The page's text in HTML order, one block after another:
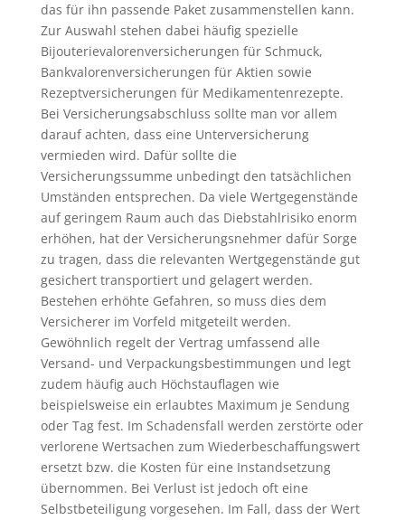
das für ihn passende Paket zusammenstellen kann.
Zur Auswahl stehen dabei häufig spezielle
Bijouterievalorenversicherungen für Schmuck,
Bankvalorenversicherungen für Aktien sowie
Rezeptversicherungen für Medikamentenrezepte.
Bei Versicherungsabschluss sollte man vor allem
darauf achten, dass eine Unterversicherung
vermieden wird. Dafür sollte die
Versicherungssumme unbedingt den tatsächlichen
Umständen entsprechen. Da viele Wertgegenstände
auf geringem Raum auch das Diebstahlrisiko enorm
erhöhen, hat der Versicherungsnehmer dafür Sorge
zu tragen, dass die relevanten Wertgegenstände gut
gesichert transportiert und gelagert werden.
Bestehen erhöhte Gefahren, so muss dies dem
Versicherer im Vorfeld mitgeteilt werden.
Gewöhnlich regelt der Vertrag umfassend alle
Versand- und Verpackungsbestimmungen und legt
zudem häufig auch Höchstauflagen wie
beispielsweise ein erlaubtes Maximum je Sendung
oder Tag fest. Im Schadensfall werden zerstörte oder
verlorene Wertsachen zum Wiederbeschaffungswert
ersetzt bzw. die Kosten für eine Instandsetzung
übernommen. Bei Verlust ist jedoch oft eine
Selbstbeteiligung vorgesehen. Im Fall, dass der Wert